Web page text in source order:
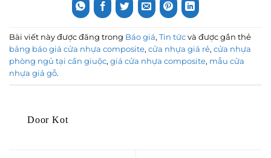
Bài viết này được đăng trong Báo giá, Tin tức và được gắn thẻ
bảng báo giá cửa nhựa composite, cửa nhựa giá rẻ, cửa nhựa
phòng ngủ tại cần giuộc, giá cửa nhựa composite, mẫu cửa
nhựa giả gỗ.
Door Kot